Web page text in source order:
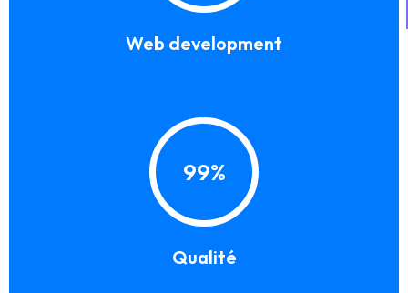
Web development
99%
Qualité